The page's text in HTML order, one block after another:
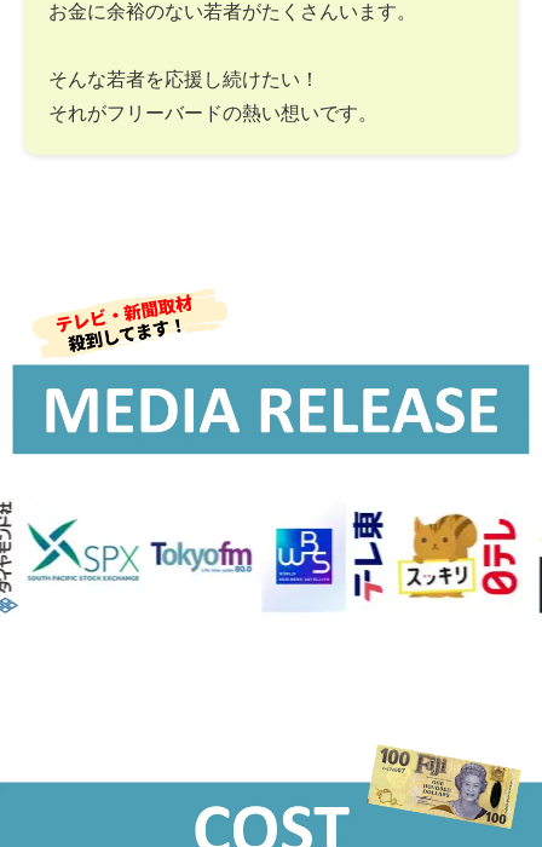
お金に余裕のない若者がたくさんいます。
そんな若者を応援し続けたい！
それがフリーバードの熱い想いです。